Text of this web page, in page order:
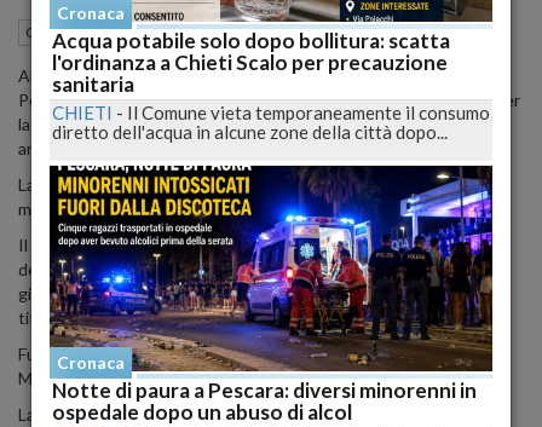
Cronaca Pescara (PE) 29 Settembre 2012 12:38
Anche Leonardo Paloscia, medico cardiologo dell'ospedale di
Pescara responsabile dell'unità di emodinamica risulta indagato per
la morte di Piermario Morosini avvenuta per una cardiomiopatia
aritmiogenica.
La notizia è trapelata solo in queste ore anche se la notifica al
medico è avvenuta due giorni fa.
Il medico non risulterebbe indagato come professionista
dell'ospedale, ma perchè si è precipitato a prestare soccorso al
giocatore dagli spalti mentre guardava la partita come un normale
tifoso.
Fu Paloscia ad accompagnare la barella su cui giaceva Piermario
Morosini in gravissime condizioni fino all'ospedale di Pescara.
La sua iscrizione sarebbe, però, solo un atto dovuto in funzione
Cronaca
Acqua potabile solo dopo bollitura: scatta
l'ordinanza a Chieti Scalo per precauzione
sanitaria
CHIETI - Il Comune vieta temporaneamente il consumo
diretto dell'acqua in alcune zone della città dopo...
Cronaca
Notte di paura a Pescara: diversi minorenni in
ospedale dopo un abuso di alcol